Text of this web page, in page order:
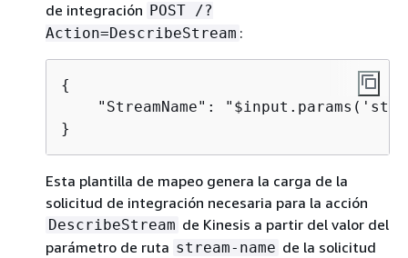
de integración POST /?
Action=DescribeStream :
{
"StreamName":
}
Esta plantilla de mapeo genera la carga de la
solicitud de integración necesaria para la acción
DescribeStream de Kinesis a partir del valor del
parámetro de ruta stream-name de la solicitud